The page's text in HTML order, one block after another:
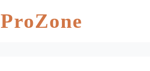
ProZone